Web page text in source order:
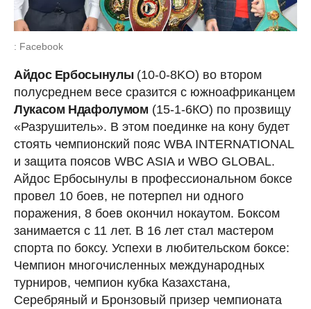
: Facebook
Айдос Ербосынулы(10-0-8KO) во втором
полусреднем весе сразится с южноафриканцем
Лукасом Ндафолумом (15-1-6КО) по прозвищу
«Разрушитель». В этом поединке на кону будет
стоять чемпионский пояс WBA INTERNATIONAL
и защита поясов WBC ASIA и WBO GLOBAL.
Айдос Ербосынулы в профессиональном боксе
провел 10 боев, не потерпел ни одного
поражения, 8 боев окончил нокаутом. Боксом
занимается с 11 лет. В 16 лет стал мастером
спорта по боксу. Успехи в любительском боксе:
Чемпион многочисленных международных
турниров, чемпион кубка Казахстана,
Серебряный и Бронзовый призер чемпионата